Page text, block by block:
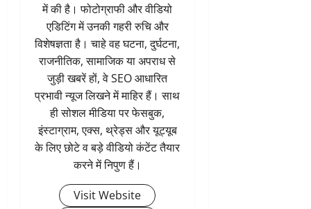
में की है। फोटोग्राफी और वीडियो
एडिटिंग में उनकी गहरी रुचि और
विशेषज्ञता है। चाहे वह घटना, दुर्घटना,
राजनीतिक, सामाजिक या अपराध से
जुड़ी खबरें हों, वे SEO आधारित
प्रभावी न्यूज लिखने में माहिर हैं। साथ
ही सोशल मीडिया पर फेसबुक,
इंस्टाग्राम, एक्स, थ्रेड्स और यूट्यूब
के लिए छोटे व बड़े वीडियो कंटेंट तैयार
करने में निपुण हैं।
Visit Website